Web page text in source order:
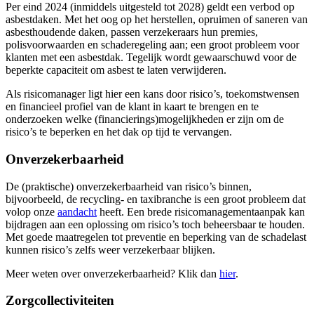
Per eind 2024 (inmiddels uitgesteld tot 2028) geldt een verbod op
asbestdaken. Met het oog op het herstellen, opruimen of saneren van
asbesthoudende daken, passen verzekeraars hun premies,
polisvoorwaarden en schaderegeling aan; een groot probleem voor
klanten met een asbestdak. Tegelijk wordt gewaarschuwd voor de
beperkte capaciteit om asbest te laten verwijderen.
Als risicomanager ligt hier een kans door risico’s, toekomstwensen
en financieel profiel van de klant in kaart te brengen en te
onderzoeken welke (financierings)mogelijkheden er zijn om de
risico’s te beperken en het dak op tijd te vervangen.
Onverzekerbaarheid
De (praktische) onverzekerbaarheid van risico’s binnen,
bijvoorbeeld, de recycling- en taxibranche is een groot probleem dat
volop onze aandacht heeft. Een brede risicomanagementaanpak kan
bijdragen aan een oplossing om risico’s toch beheersbaar te houden.
Met goede maatregelen tot preventie en beperking van de schadelast
kunnen risico’s zelfs weer verzekerbaar blijken.
Meer weten over onverzekerbaarheid? Klik dan hier.
Zorgcollectiviteiten